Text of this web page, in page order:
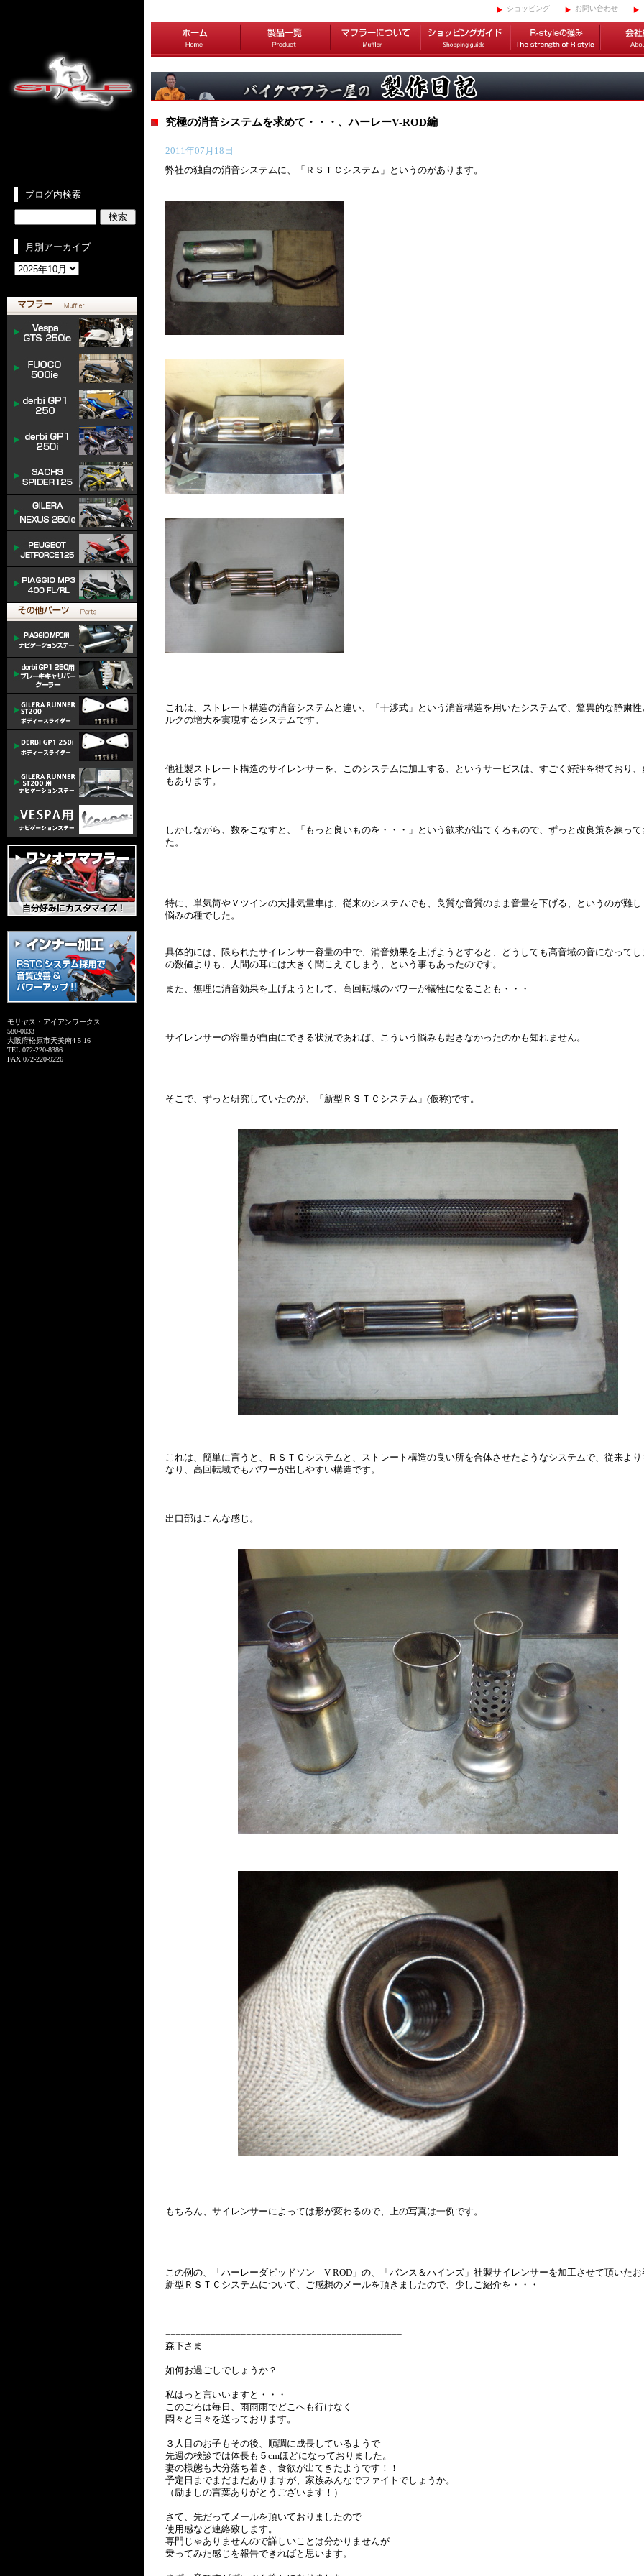
ブログ内検索
月別アーカイブ
モリヤス・アイアンワークス
580-0033
大阪府松原市天美南4-5-16
TEL 072-220-8386
FAX 072-220-9226
ショッピング お問い合わせ
究極の消音システムを求めて・・・、ハーレーV-ROD編
2011年07月18日
弊社の独自の消音システムに、「ＲＳＴＣシステム」というのがあります。
これは、ストレート構造の消音システムと違い、「干渉式」という消音構造を用いたシステムで、驚異的な静粛性
ルクの増大を実現するシステムです。
他社製ストレート構造のサイレンサーを、このシステムに加工する、というサービスは、すごく好評を得ており
もあります。
しかしながら、数をこなすと、「もっと良いものを・・・」という欲求が出てくるもので、ずっと改良策を練って
た。
特に、単気筒やＶツインの大排気量車は、従来のシステムでも、良質な音質のまま音量を下げる、というのが難し
悩みの種でした。
具体的には、限られたサイレンサー容量の中で、消音効果を上げようとすると、どうしても高音域の音になって
の数値よりも、人間の耳には大きく聞こえてしまう、という事もあったのです。
また、無理に消音効果を上げようとして、高回転域のパワーが犠牲になることも・・・
サイレンサーの容量が自由にできる状況であれば、こういう悩みも起きなかったのかも知れません。
そこで、ずっと研究していたのが、「新型ＲＳＴＣシステム」(仮称)です。
これは、簡単に言うと、ＲＳＴＣシステムと、ストレート構造の良い所を合体させたようなシステムで、従来より
なり、高回転域でもパワーが出しやすい構造です。
出口部はこんな感じ。
もちろん、サイレンサーによっては形が変わるので、上の写真は一例です。
この例の、「ハーレーダビッドソン V-ROD」の、「バンス＆ハインズ」社製サイレンサーを加工させて頂いたお
新型ＲＳＴＣシステムについて、ご感想のメールを頂きましたので、少しご紹介を・・・
===============================================
森下さま
如何お過ごしでしょうか？
私はっと言いいますと・・・
このごろは毎日、雨雨雨でどこへも行けなく
悶々と日々を送っております。
３人目のお子もその後、順調に成長しているようで
先週の検診では体長も５cmほどになっておりました。
妻の様態も大分落ち着き、食欲が出てきたようです！！
予定日までまだまだありますが、家族みんなでファイトでしょうか。
（励ましの言葉ありがとうございます！）
さて、先だってメールを頂いておりましたので
使用感など連絡致します。
専門じゃありませんので詳しいことは分かりませんが
乗ってみた感じを報告できればと思います。